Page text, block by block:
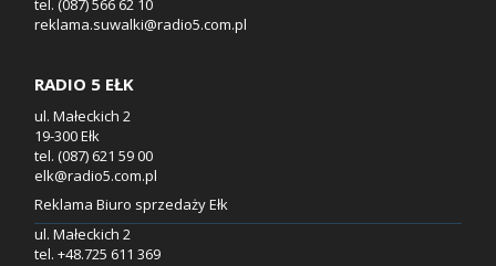
tel. (087) 566 62 10
reklama.suwalki@radio5.com.pl
RADIO 5 EŁK
ul. Małeckich 2
19-300 Ełk
tel. (087) 621 59 00
elk@radio5.com.pl
Reklama Biuro sprzedaży Ełk
ul. Małeckich 2
tel. +48.725 611 369